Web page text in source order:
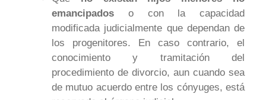
emancipados o con la capacidad
modificada judicialmente que dependan de
los progenitores. En caso contrario, el
conocimiento y tramitación del
procedimiento de divorcio, aun cuando sea
de mutuo acuerdo entre los cónyuges, está